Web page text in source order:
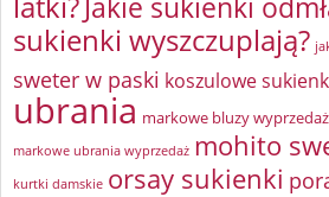
sukienki wyszczuplają?
sweter w paski koszulowe
ubrania markowe bluzy wyprzedaż
markowe ubrania wyprzedaż mohito
kurtki damskie orsay sukienki